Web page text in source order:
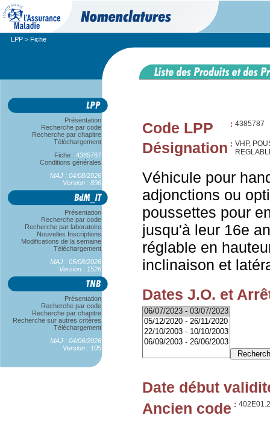
LPP > Fiche
Présentation
Recherche par code
Recherche par chapitre
Téléchargement
Fiche : 4385787
Conditions générales
MAJ : 04/08/2026
Version : 896
Présentation
Recherche par code
Recherche par laboratoire
Nouvelles Inscriptions
Modifications de la semaine
Téléchargement
MAJ : 05/08/2026
Version : 1526
Présentation
Recherche par code
Recherche par chapitre
Recherche sur autres critères
Téléchargement
MAJ : 04/06/2026
Version : 105
Code LPP : 4385787
Désignation : VHP,
Véhicule pour
adjonctions ou
poussettes pour
jusqu'à leur 16e
réglable en
inclinaison et
Dates J.O. et
Date début
Ancien code : 402E01.2